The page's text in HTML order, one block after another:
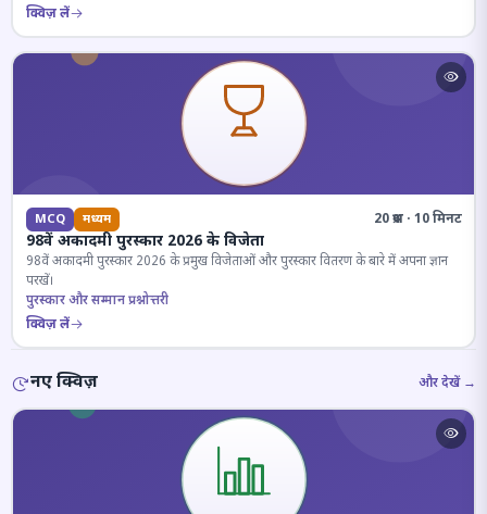
क्विज़ लें
MCQ मध्यम 20 प्रश्न · 10 मिनट
98वें अकादमी पुरस्कार 2026 के विजेता
98वें अकादमी पुरस्कार 2026 के प्रमुख विजेताओं और पुरस्कार वितरण के बारे में अपना ज्ञान
परखें।
पुरस्कार और सम्मान प्रश्नोत्तरी
क्विज़ लें
नए क्विज़ और देखें →